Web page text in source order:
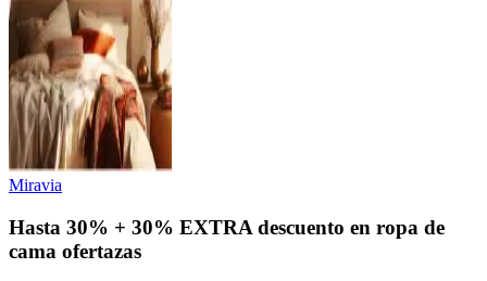
Miravia
Hasta 30% + 30% EXTRA descuento en ropa de
cama ofertazas